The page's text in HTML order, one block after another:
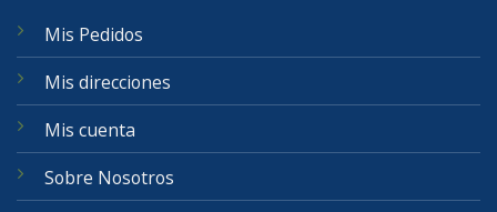
Mis Pedidos
Mis direcciones
Mis cuenta
Sobre Nosotros